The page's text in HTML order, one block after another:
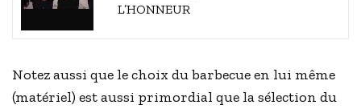
L’HONNEUR
Notez aussi que le choix du barbecue en lui même
(matériel) est aussi primordial que la sélection du